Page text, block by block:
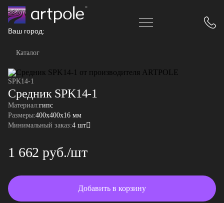
Ваш город:
Каталог
SPK14-1
Средник SPK14-1
Материал:гипс
Размеры:400x400x16 мм
Минимальный заказ:4 шт
1 662 руб./шт
Добавить в корзину